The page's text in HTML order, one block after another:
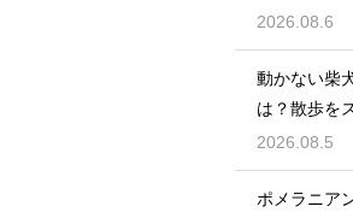
は
2026.08.6
動かない柴
は？散歩を
の対策
2026.08.5
ポメラニア